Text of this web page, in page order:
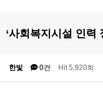
‘사회복지시설 인력
한빛 0건 Hit 5,920회